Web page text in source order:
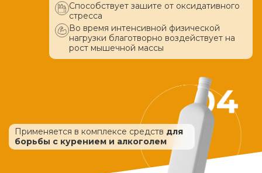
Способствует зашите от оксидативного
стресса
Во время интенсивной физической
нагрузки благотворно воздействует на
рост мышечной массы
Применяется в комплексе средств для
борьбы с курением и алкоголем